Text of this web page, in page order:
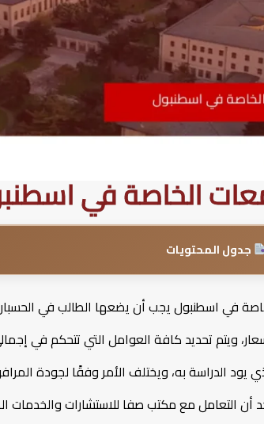
الخاصة في
جدول المحتويات
في اسطنبول يجب أن يضعها الطالب في
ويتم تحديد كافة العوامل التي تتحكم في
يود الدراسة به، ويختلف الأمر وفقًا لجودة
أن التعامل مع مكتب صفا للاستشارات والخدمات